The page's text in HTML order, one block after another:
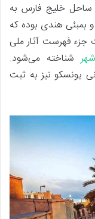
ساحل خلیج فارس به
هندی بوده که
جزء فهرست آثار ملی
شناخته می‌شود.
یونسکو نیز به ثبت